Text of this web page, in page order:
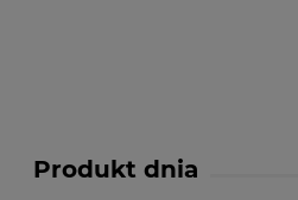
Produkt dnia